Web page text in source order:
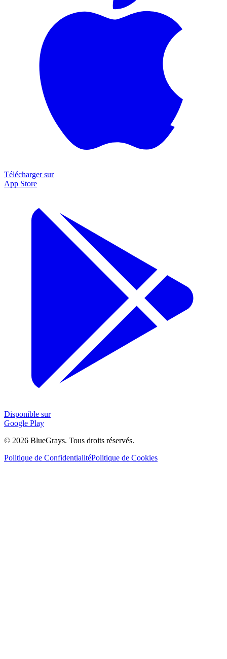
Télécharger sur
App Store
Disponible sur
Google Play
© 2026 BlueGrays. Tous droits réservés.
Politique de ConfidentialitéPolitique de Cookies